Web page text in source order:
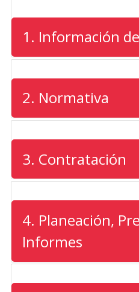
1. Información
2. Normativa
3. Contratación
4. Planeación,
Informes